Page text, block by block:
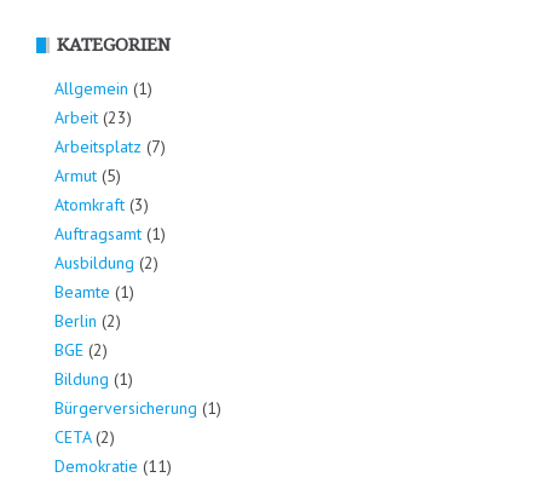
KATEGORIEN
Allgemein (1)
Arbeit (23)
Arbeitsplatz (7)
Armut (5)
Atomkraft (3)
Auftragsamt (1)
Ausbildung (2)
Beamte (1)
Berlin (2)
BGE (2)
Bildung (1)
Bürgerversicherung (1)
CETA(2)
Demokratie (11)